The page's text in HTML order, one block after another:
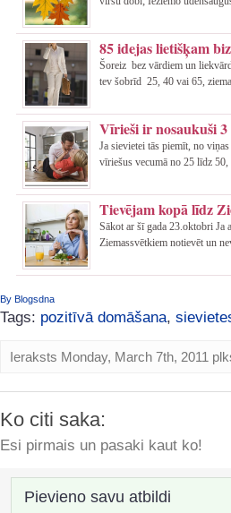
85 idejas lietišķam
Šoreiz bez vārdiem un
tev šobrīd 25, 40 vai 65,
Vīrieši ir nosaukuši 3
Ja sievietei tās piemīt, no
vīriešus vecumā no 25 līdz
Tievējam kopā līdz
Sākot ar šī gada 23.oktobri Ja
Ziemassvētkiem notievēt un
By Blogsdna
Tags: pozitīvā domāšana,
Ieraksts Monday, March 7th, 2011
Ko citi saka:
Esi pirmais un pasaki kaut ko!
Pievieno savu atbildi